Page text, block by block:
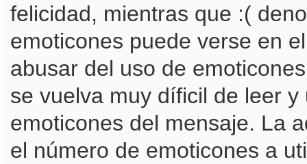
felicidad, mientras que :(
emoticones puede verse en
abusar del uso de
se vuelva muy díficil de leer
emoticones del mensaje. La
el número de emoticones a